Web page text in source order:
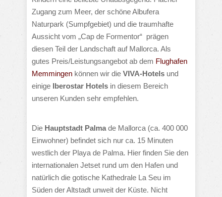
Zugang zum Meer, der schöne Albufera
Naturpark (Sumpfgebiet) und die traumhafte
Aussicht vom „Cap de Formentor“ prägen
diesen Teil der Landschaft auf Mallorca. Als
gutes Preis/Leistungsangebot ab dem Flughafen
Memmingen können wir die VIVA-Hotels und
einige Iberostar Hotels in diesem Bereich
unseren Kunden sehr empfehlen.
Die Hauptstadt Palma de Mallorca (ca. 400 000
Einwohner) befindet sich nur ca. 15 Minuten
westlich der Playa de Palma. Hier finden Sie den
internationalen Jetset rund um den Hafen und
natürlich die gotische Kathedrale La Seu im
Süden der Altstadt unweit der Küste. Nicht